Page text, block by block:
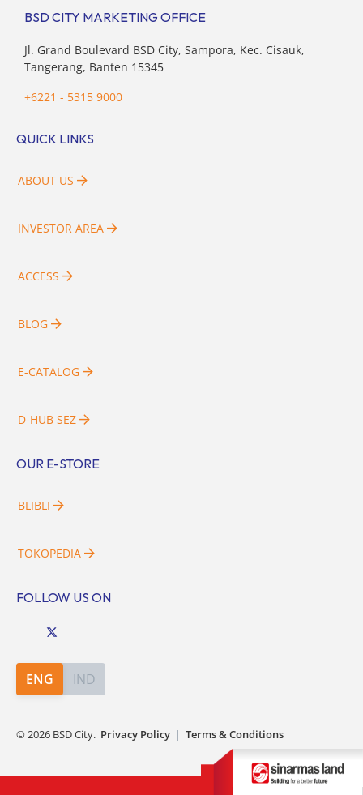
BSD CITY MARKETING OFFICE
Jl. Grand Boulevard BSD City, Sampora, Kec. Cisauk,
Tangerang, Banten 15345
+6221 - 5315 9000
QUICK LINKS
ABOUT US
INVESTOR AREA
ACCESS
BLOG
E-CATALOG
D-HUB SEZ
OUR E-STORE
BLIBLI
TOKOPEDIA
FOLLOW US ON
ENG IND
©2026 BSD City. Privacy Policy | Terms & Conditions